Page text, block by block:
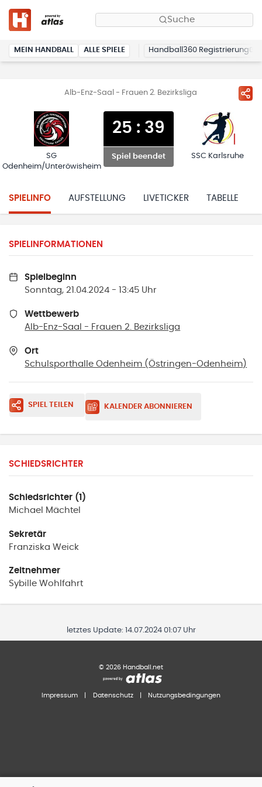
Suche
MEIN HANDBALL ALLE SPIELE Handball360 Registrierung
Alb-Enz-Saal - Frauen 2. Bezirksliga
SG
Odenheim/Unteröwisheim
25 : 39
Spiel beendet SSC Karlsruhe
SPIELINFO AUFSTELLUNG LIVETICKER TABELLE
SPIELINFORMATIONEN
Spielbeginn
Sonntag, 21.04.2024 - 13:45 Uhr
Wettbewerb
Alb-Enz-Saal - Frauen 2. Bezirksliga
Ort
Schulsporthalle Odenheim (Östringen-Odenheim )
SPIEL TEILEN KALENDER ABONNIEREN
SCHIEDSRICHTER
Schiedsrichter (1)
Michael
Mächtel
Sekretär
Franziska Weick
Zeitnehmer
Sybille Wohlfahrt
letztes Update: 14.07.2024 01:07 Uhr
© 2026 Handball.net
Impressum Datenschutz Nutzungsbedingungen